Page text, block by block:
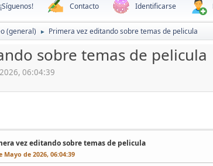
¡Síguenos! Contacto Identificarse
(general) ► Primera vez editando sobre temas de pelicula
sobre temas de pelicula
06:04:39
vez editando sobre temas de pelicula
Mayo de 2026, 06:04:39